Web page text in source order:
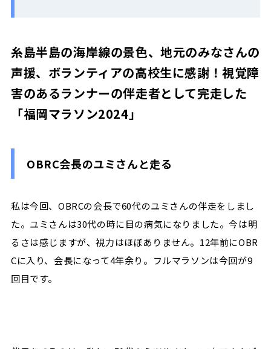
糸島半島の海岸線の景色、地元のみなさんの
声援、ボランティアの高校生に感謝！視覚障
害のあるランナーの伴走者として完走した
「福岡マラソン2024」
OBRC会長のユミさんと走る
私は今回、OBRCの会長で60代のユミさんの伴走をしまし
た。ユミさんは30代の時に目の病気になりました。今は明
るさは感じますが、視力はほぼありません。12年前にOBR
Cに入り、会長になって4年余り。フルマラソンは今回が9
回目です。